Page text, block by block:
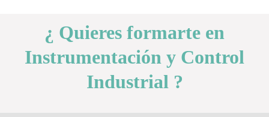
¿ Quieres formarte en
Instrumentación y Control
Industrial ?